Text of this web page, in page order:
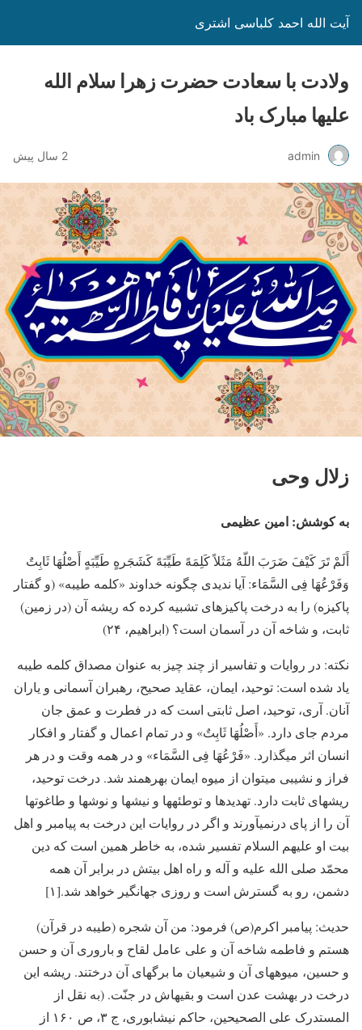
آیت الله احمد کلباسی اشتری
ولادت با سعادت حضرت زهرا سلام الله
علیها مبارک باد
admin 2 سال پیش
زلال وحی
به کوشش: امین عظیمی
أَلَمْ تَرَ کَیْفَ ضَرَبَ اللّهُ مَثَلاً کَلِمَهً طَیِّبَهً کَشَجَرهٍ طَیِّبَهٍ أَصْلُهَا ثَابِتٌ
وَفَرْعُهَا فِی السَّمَاء: آیا ندیدی چگونه خداوند «کلمه طیبه» (و گفتار
پاکیزه) را به درخت پاکیزه­ای تشبیه کرده که ریشه آن (در زمین)
ثابت، و شاخه آن در آسمان است؟ (ابراهیم، ۲۴)
نکته: در روایات و تفاسیر از چند چیز به عنوان مصداق کلمه طیبه
یاد شده است: توحید، ایمان، عقاید صحیح، رهبران آسمانی و یاران
آنان. آری، توحید، اصل ثابتی است که در فطرت و عمق جان
مردم جای دارد. «أَصْلُهَا ثَابِتٌ» و در تمام اعمال و گفتار و افکار
انسان اثر می­گذارد. «فَرْعُهَا فِی السَّمَاء» و در همه وقت و در هر
فراز و نشیبی می­توان از میوه ایمان بهره­مند شد. درخت توحید،
ریشه­ای ثابت دارد. تهدیدها و توطئه­ها و نیش­ها و نوش­ها و طاغوت­ها
آن را از پای درنمی­آورند و اگر در روایات این درخت به پیامبر و اهل
بیت او علیهم السلام تفسیر شده، به خاطر همین است که دین
محمّد صلی الله علیه و آله و راه اهل بیتش در برابر آن همه
دشمن، رو به گسترش است و روزی جهانگیر خواهد شد.[۱]
حدیث: پیامبر اکرم(ص) فرمود: من آن شجره (طیبه در قرآن)
هستم و فاطمه شاخه آن و علی عامل لقاح و باروری آن و حسن
و حسین، میوه­های آن و شیعیان ما برگ­های آن درختند. ریشه این
درخت در بهشت عدن است و بقیه­اش در جنّت. (به نقل از
المستدرک علی الصحیحین، حاکم نیشابوری، ج ۳، ص ۱۶۰ از